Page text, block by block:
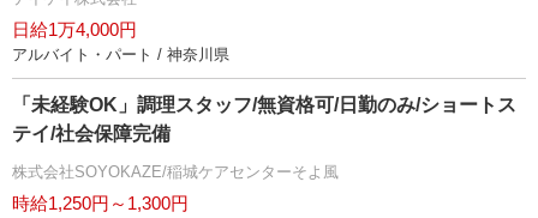
日給1万4,000円
アルバイト・パート / 神奈川県
「未経験OK」調理スタッフ/無資格可/日勤のみ/ショートス
テイ/社会保障完備
株式会社SOYOKAZE/稲城ケアセンターそよ風
時給1,250円～1,300円